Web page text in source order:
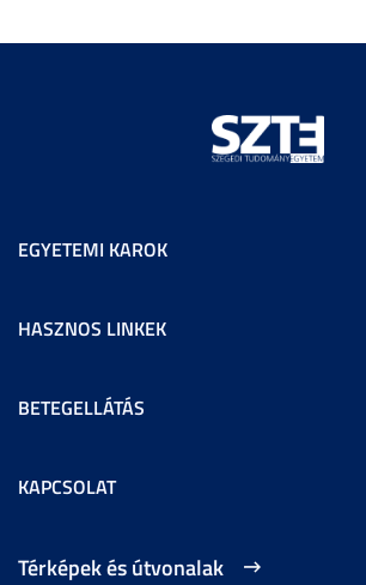
EGYETEMI KAROK
HASZNOS LINKEK
BETEGELLÁTÁS
KAPCSOLAT
Térképek és útvonalak